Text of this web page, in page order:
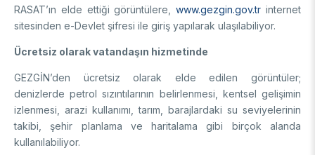
Enerji Teknolojileri
İklim ve Yaşam Bilimleri
Malzeme ve Proses Teknolojileri
BİLGEM
Bilişim Teknolojileri Enstitüsü (BTE)
Ulusal Elektronik ve Kriptoloji Araştırma Enstitüsü (UEKAE)
Yapay Zekâ Enstitüsü (YZE)
Yazılım Teknolojileri Araştırma Enstitüsü (YTE)
İleri Teknolojiler Araştırma Enstitüsü (İLTAREN)
AR-GE Birimleri
Raylı Ulaşım Teknolojileri Enstitüsü (RUTE)
Savunma Sanayii Araştırma ve Geliştirme Enstitüsü (SAGE)
TEKSEB ve TEKNOPARK
Temel Bilimler Araştırma Enstitüsü (TBAE)
AR-GE Kolaylık Birimleri
Bursa Test ve Analiz Laboratuvarı (BUTAL)
Ulusal Akademik Ağ ve Bilgi Merkezi (ULAKBİM)
Haber Arşivi
RASAT’ın elde ettiği görüntülere,www.gezgin.gov.tr internet
sitesinden e-Devlet şifresi ile giriş yapılarak ulaşılabiliyor.
Ücretsiz olarak vatandaşın hizmetinde
GEZGİN’den ücretsiz olarak elde edilen görüntüler;
denizlerde petrol sızıntılarının belirlenmesi, kentsel gelişimin
izlenmesi, arazi kullanımı, tarım, barajlardaki su seviyelerinin
takibi, şehir planlama ve haritalama gibi birçok alanda
kullanılabiliyor.